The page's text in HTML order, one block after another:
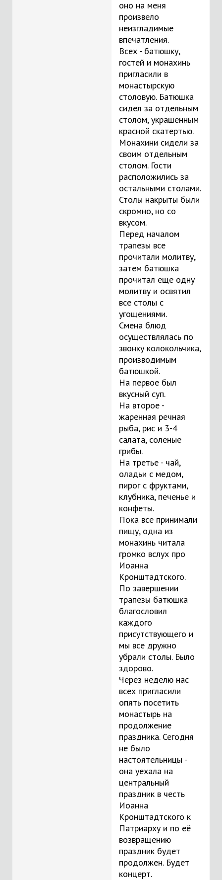
оно на меня
произвело
неизгладимые
впечатления.
Всех - батюшку,
гостей и монахинь
пригласили в
монастырскую
столовую. Батюшка
сидел за отдельным
столом, украшенным
красной скатертью.
Монахини сидели за
своим отдельным
столом. Гости
расположились за
остальными столами.
Столы накрыты были
скромно, но со
вкусом.
Перед началом
трапезы все
прочитали молитву,
затем батюшка
прочитал еще одну
молитву и освятил
все столы с
угощениями.
Смена блюд
осуществлялась по
звонку колокольчика,
производимым
батюшкой.
На первое был
вкусный суп.
На второе -
жаренная речная
рыба, рис и 3-4
салата, соленые
грибы.
На третье - чай,
оладьи с медом,
пирог с фруктами,
клубника, печенье и
конфеты.
Пока все принимали
пищу, одна из
монахинь читала
громко вслух про
Иоанна
Кронштадтского.
По завершении
трапезы батюшка
благословил
каждого
присутствующего и
мы все дружно
убрали столы. Было
здорово.
Через неделю нас
всех пригласили
опять посетить
монастырь на
продолжение
праздника. Сегодня
не было
настоятельницы -
она уехала на
центральный
праздник в честь
Иоанна
Кронштадтского к
Патриарху и по её
возвращению
праздник будет
продолжен. Будет
концерт.